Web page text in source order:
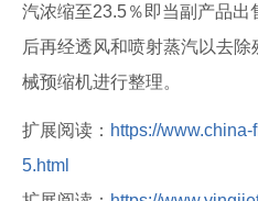
汽浓缩至23.5％即当副产品出
后再经透风和喷射蒸汽以去
械预缩机进行整理。
扩展阅读： https://
5.html